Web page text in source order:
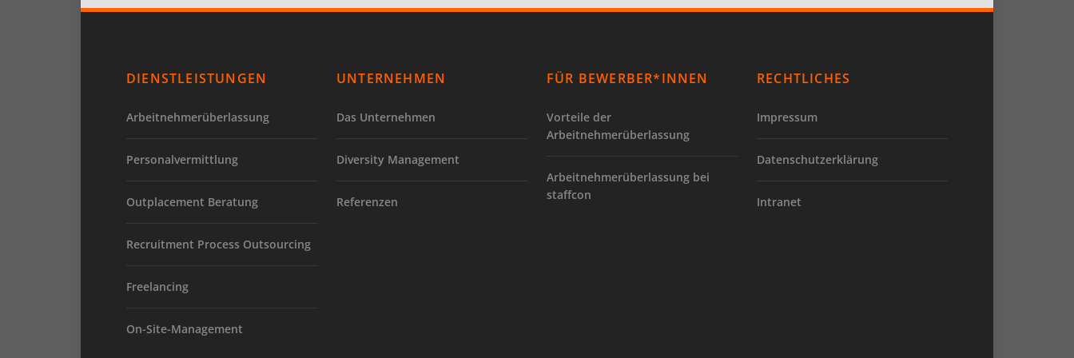
DIENSTLEISTUNGEN
Arbeitnehmerüberlassung
Personalvermittlung
Outplacement Beratung
Recruitment Process Outsourcing
Freelancing
On-Site-Management
UNTERNEHMEN
Das Unternehmen
Diversity Management
Referenzen
FÜR BEWERBER*INNEN
Vorteile der
Arbeitnehmerüberlassung
Arbeitnehmerüberlassung bei
staffcon
RECHTLICHES
Impressum
Datenschutzerklärung
Intranet